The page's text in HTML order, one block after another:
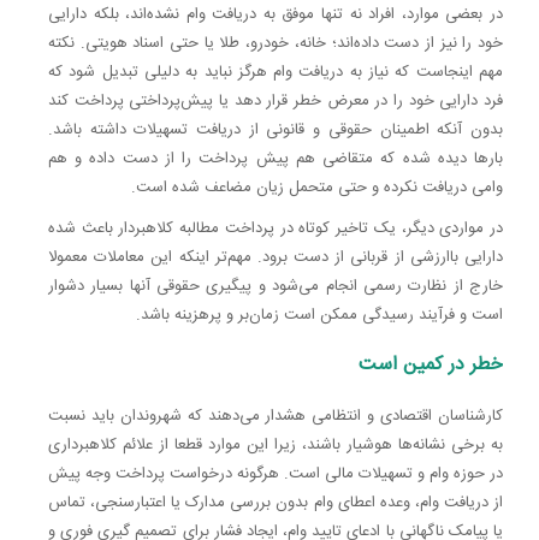
در بعضی موارد، افراد نه تنها موفق به دریافت وام نشده‌اند، بلکه دارایی
خود را نیز از دست داده‌اند؛ خانه، خودرو، طلا یا حتی اسناد هویتی. نکته
مهم اینجاست که نیاز به دریافت وام هرگز نباید به دلیلی تبدیل شود که
فرد دارایی خود را در معرض خطر قرار دهد یا پیش‌پرداختی پرداخت کند
بدون آنکه اطمینان حقوقی و قانونی از دریافت تسهیلات داشته باشد.
بار‌ها دیده شده که متقاضی هم پیش پرداخت را از دست داده و هم
وامی دریافت نکرده و حتی متحمل زیان مضاعف شده است.
در مواردی دیگر، یک تاخیر کوتاه در پرداخت مطالبه‌ کلاهبردار باعث شده
دارایی باارزشی از قربانی از دست برود. مهم‌تر اینکه این معاملات معمولا
خارج از نظارت رسمی انجام می‌شود و پیگیری حقوقی آنها بسیار دشوار
است و فرآیند رسیدگی ممکن است زمان‌بر و پرهزینه باشد.
خطر در کمین است
کارشناسان اقتصادی و انتظامی هشدار می‌دهند که شهروندان باید نسبت
به برخی نشانه‌ها هوشیار باشند، زیرا این موارد قطعا از علائم کلاهبرداری
در حوزه وام و تسهیلات مالی است. هرگونه درخواست پرداخت وجه پیش
از دریافت وام، وعده اعطای وام بدون بررسی مدارک یا اعتبارسنجی، تماس
یا پیامک ناگهانی با ادعای تایید وام، ایجاد فشار برای تصمیم گیری فوری و